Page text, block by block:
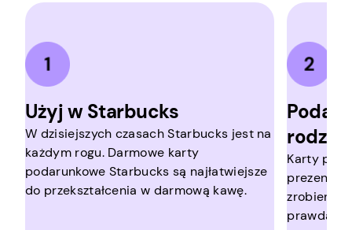
Użyj w Starbucks
W dzisiejszych czasach Starbucks jest na
każdym rogu. Darmowe karty
podarunkowe Starbucks są najłatwiejsze
do przekształcenia w darmową kawę.
Karty
prezent
zrobienie
prawda?